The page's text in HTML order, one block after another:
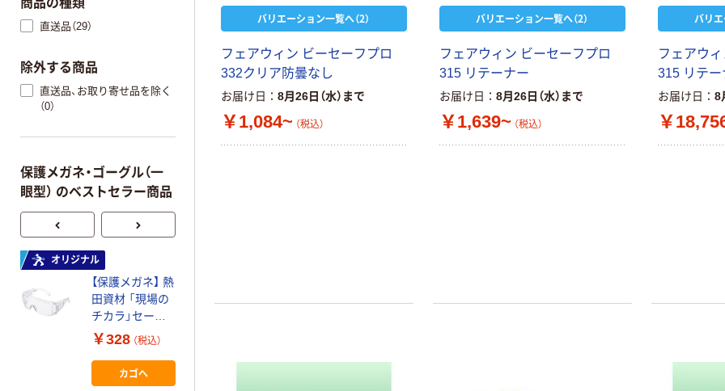
バリエーション一覧へ（2）
フェアウィン ビーセーフプロ
332クリア防曇なし
お届け日 8月26日（水）まで
￥1,084~ （税込）
バリエーション一覧へ（2）
フェアウィン ビーセーフプロ
315 リテーナー
お届け日 8月26日（水）まで
￥1,639~ （税込）
バリエ
フェアウ
315 リテー
お届け日 8
￥
商品の種類
直送品（29）
除外する商品
直送品、お取り寄せ品を除く
（0）
保護メガネ・ゴーグル（一
眼型） のベストセラー商品
オリジナル
【保護メガネ】 熱
田資材 「現場の
チカラ」セーフ
ティグラス スタ
ンダード 曇り止
め・キズ防止加
工 1個 オリジナ
￥328 （税込）
カゴへ
5100D 104-
アレンズ保護め
アズワン 防曇・